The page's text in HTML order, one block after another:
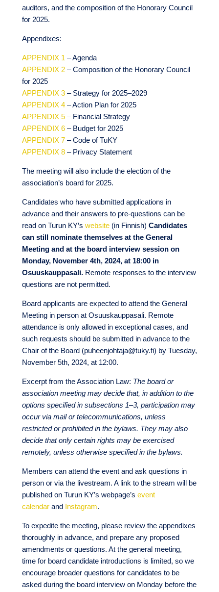
auditors, and the composition of the Honorary Council
for 2025.
Appendixes:
APPENDIX 1 – Agenda
APPENDIX 2 – Composition of the Honorary Council
for 2025
APPENDIX 3– Strategy for 2025–2029
APPENDIX 4– Action Plan for 2025
APPENDIX 5 – Financial Strategy
APPENDIX 6 – Budget for 2025
APPENDIX 7– Code of TuKY
APPENDIX 8– Privacy Statement
The meeting will also include the election of the
association’s board for 2025.
Candidates who have submitted applications in
advance and their answers to pre-questions can be
read on Turun KY’s website(in Finnish) Candidates
can still nominate themselves at the General
Meeting and at the board interview session on
Monday, November 4th, 2024, at 18:00 in
Osuuskauppasali.Remote responses to the interview
questions are not permitted.
Board applicants are expected to attend the General
Meeting in person at Osuuskauppasali. Remote
attendance is only allowed in exceptional cases, and
such requests should be submitted in advance to the
Chair of the Board (puheenjohtaja@tuky.fi) by Tuesday,
November 5th, 2024, at 12:00.
Excerpt from the Association Law: The board or
association meeting may decide that, in addition to the
options specified in subsections 1–3, participation may
occur via mail or telecommunications, unless
restricted or prohibited in the bylaws. They may also
decide that only certain rights may be exercised
remotely, unless otherwise specified in the bylaws.
Members can attend the event and ask questions in
person or via the livestream. A link to the stream will be
published on Turun KY’s webpage’s event
calendarand Instagram.
To expedite the meeting, please review the appendixes
thoroughly in advance, and prepare any proposed
amendments or questions. At the general meeting,
time for board candidate introductions is limited, so we
encourage broader questions for candidates to be
asked during the board interview on Monday before the